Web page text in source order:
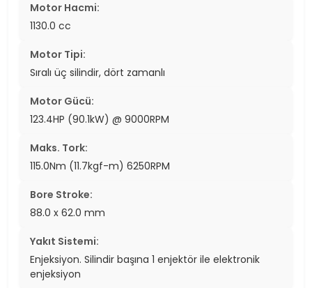
Motor Hacmi:
1130.0 cc
Motor Tipi:
Sıralı üç silindir, dört zamanlı
Motor Gücü:
123.4HP (90.1kW) @ 9000RPM
Maks. Tork:
115.0Nm (11.7kgf-m) 6250RPM
Bore Stroke:
88.0 x 62.0 mm
Yakıt Sistemi:
Enjeksiyon. Silindir başına 1 enjektör ile elektronik
enjeksiyon